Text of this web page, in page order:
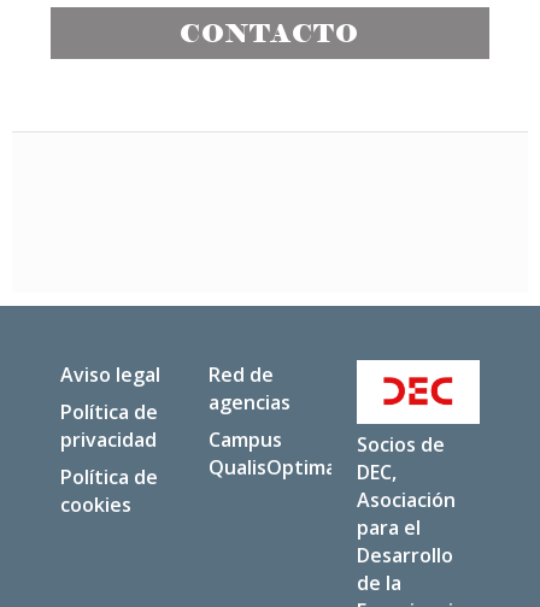
CONTACTO
Aviso legal
Política de
privacidad
Política de
cookies
Red de
agencias
Campus
QualisOptima
Socios de
DEC,
Asociación
para el
Desarrollo
de la